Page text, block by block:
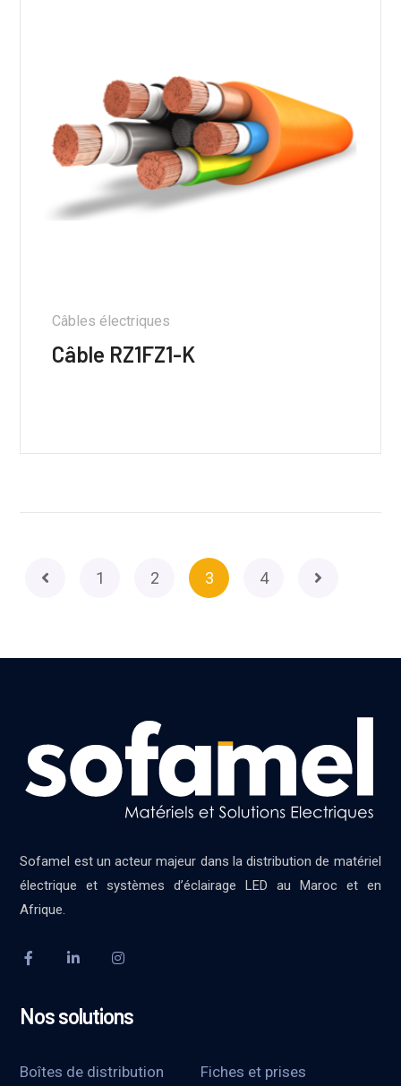
Câbles électriques
Câble RZ1FZ1-K
1 2 3 4
Sofamel est un acteur majeur dans la distribution de matériel
électrique et systèmes d’éclairage LED au Maroc et en
Afrique.
Nos solutions
Boîtes de distribution
Fiches et prises